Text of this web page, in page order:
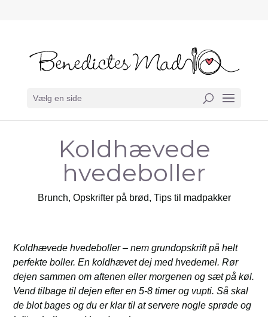
Vælg en side
Koldhævede
hvedeboller
Brunch, Opskrifter på brød, Tips til madpakker
Koldhævede hvedeboller – nem grundopskrift på helt
perfekte boller. En koldhævet dej med hvedemel. Rør
dejen sammen om aftenen eller morgenen og sæt på køl.
Vend tilbage til dejen efter en 5-8 timer og vupti. Så skal
de blot bages og du er klar til at servere nogle sprøde og